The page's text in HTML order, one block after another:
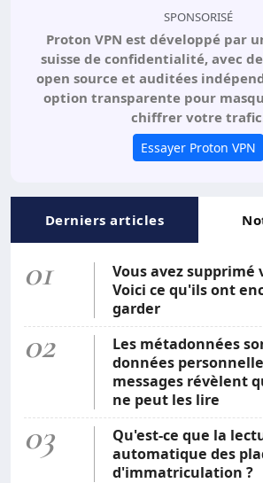
SPONSORISÉ
Proton VPN est développé par
suisse de confidentialité, avec
open source et auditées
option transparente pour
chiffrer votre
Essayer Proton VPN
Derniers articles
01
Vous avez supprimé
Voici ce qu'ils ont
garder
02
Les métadonnées
données
messages révèlent
ne peut les lire
03
Qu'est-ce que la
automatique des
d'immatriculation ?